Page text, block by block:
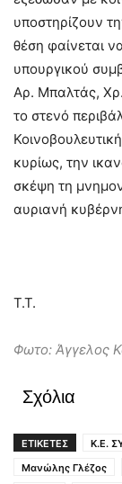
υποστηρίζουν
θέση φαίνεται
υπουργικού
Αρ. Μπαλτάς,
το στενό
κυρίως, την
σκέψη τη
αυριανή
T.T.
Φωτο: Άγγελος
Σχόλια
ΕΤΙΚΕΤΕΣ Κ.Ε.
Μανώλης Γλέζος